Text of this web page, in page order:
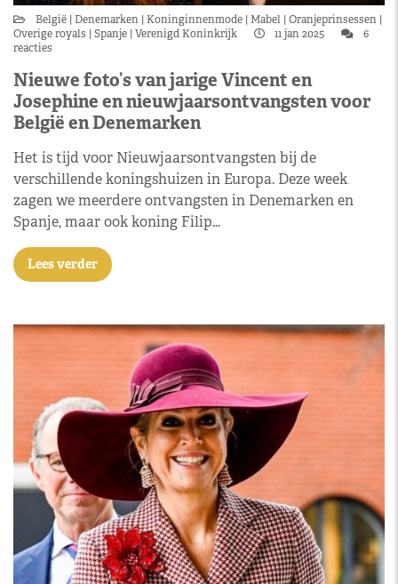
België Denemarken Koninginnenmode Mabel Oranjeprinsessen
Overige royals
Spanje Verenigd Koninkrijk 11 jan 2025
6
reacties
Nieuwe foto’s van jarige Vincent en
Josephine en nieuwjaarsontvangsten voor
België en Denemarken
Het is tijd voor Nieuwjaarsontvangsten bij de
verschillende koningshuizen in Europa. Deze week
zagen we meerdere ontvangsten in Denemarken en
Spanje, maar ook koning Filip…
Lees verder